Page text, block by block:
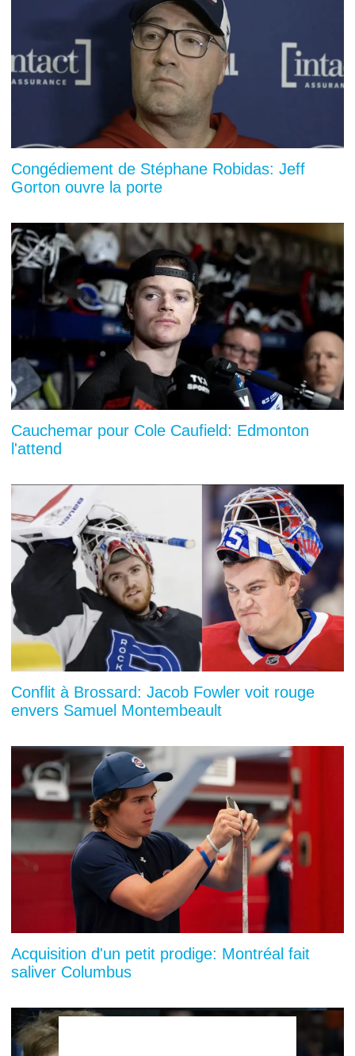
Congédiement de Stéphane Robidas: Jeff
Gorton ouvre la porte
Cauchemar pour Cole Caufield: Edmonton
l'attend
Conflit à Brossard: Jacob Fowler voit rouge
envers Samuel Montembeault
Acquisition d'un petit prodige: Montréal fait
saliver Columbus